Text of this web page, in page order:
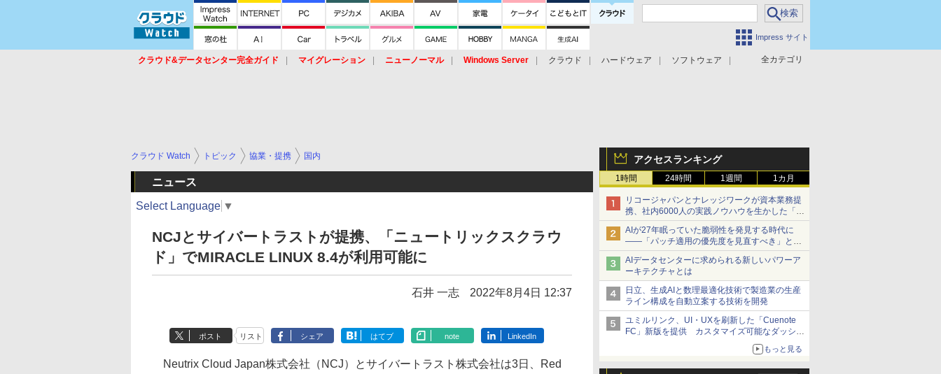
Impress サイト
全カテゴリ
クラウド&データセンター完全ガイド マイグレーション ニューノーマル Windows Server クラウド ハードウェア
ソフトウェア
アクセスランキング
1時間 24時間 1週間 1カ月
リコージャパンとナレッジワークが資本業務提
携、社内6000人の実践ノウハウを生かした「AI
商談記録 for RICOH」を展開へ
AIが27年眠っていた脆弱性を発見する時代に
――「パッチ適用の優先度を見直すべき」とセ
キュリティ専門家
AIデータセンターに求められる新しいパワーア
ーキテクチャとは
日立、生成AIと数理最適化技術で製造業の生産
ライン構成を自動立案する技術を開発
ユミルリンク、UI・UXを刷新した「Cuenote
FC」新版を提供 カスタマイズ可能なダッシュ
もっと見る
クラウド Watch トピック 協業・提携 国内
ニュース
Select Language ▼
NCJとサイバートラストが提携、「ニュートリックスクラウ
ド」でMIRACLE LINUX 8.4が利用可能に
石井 一志 2022年8月4日 12:37
ポスト リスト シェア はてブ note LinkedIn
Neutrix Cloud Japan株式会社（NCJ）とサイバートラスト株式会社は3日、Red